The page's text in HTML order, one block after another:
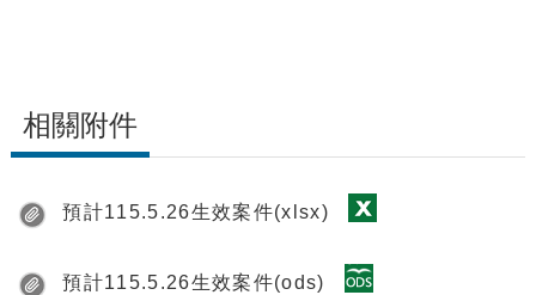
相關附件
預計115.5.26生效案件(xlsx)
預計115.5.26生效案件(ods)